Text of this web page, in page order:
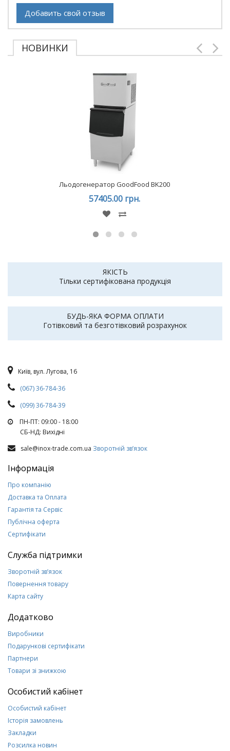
Добавить свой отзыв
НОВИНКИ
Льодогенератор GoodFood BK200
57405.00 грн.
ЯКІСТЬ
Тільки сертифікована продукція
БУДЬ-ЯКА ФОРМА ОПЛАТИ
Готівковий та безготівковий розрахунок
Київ, вул. Лугова, 16
(067) 36-784-36
(099) 36-784-39
ПН-ПТ: 09:00 - 18:00
СБ-НД: Вихiднi
sale@inox-trade.com.ua Зворотній зв’язок
Інформація
Про компанію
Доставка та Оплата
Гарантія та Сервіс
Публічна оферта
Сертифікати
Служба підтримки
Зворотній зв’язок
Повернення товару
Карта сайту
Додатково
Виробники
Подарункові сертифікати
Партнери
Товари зі знижкою
Особистий кабінет
Особистий кабінет
Історія замовлень
Закладки
Розсилка новин